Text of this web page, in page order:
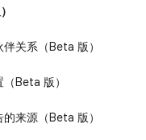
关系（Beta 版）
Beta 版）
来源（Beta 版）